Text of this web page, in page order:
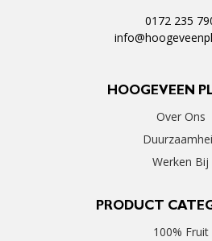
0172 235
HOOGEVEEN
Over Ons
Werken Bij
PRODUCT
100% Fruit